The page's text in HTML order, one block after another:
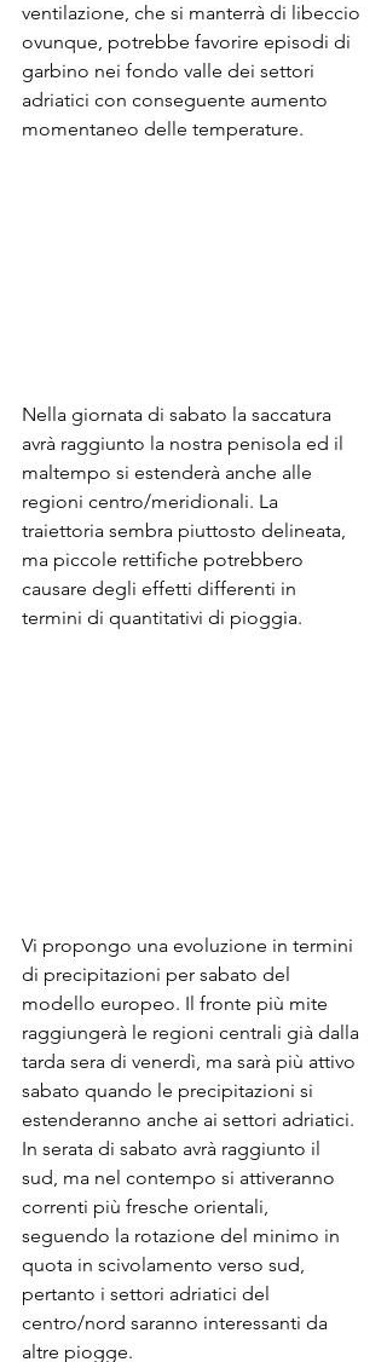
ventilazione, che si manterrà di libeccio
ovunque, potrebbe favorire episodi di
garbino nei fondo valle dei settori
adriatici con conseguente aumento
momentaneo delle temperature.
Nella giornata di sabato la saccatura
avrà raggiunto la nostra penisola ed il
maltempo si estenderà anche alle
regioni centro/meridionali. La
traiettoria sembra piuttosto delineata,
ma piccole rettifiche potrebbero
causare degli effetti differenti in
termini di quantitativi di pioggia.
Vi propongo una evoluzione in termini
di precipitazioni per sabato del
modello europeo. Il fronte più mite
raggiungerà le regioni centrali già dalla
tarda sera di venerdì, ma sarà più attivo
sabato quando le precipitazioni si
estenderanno anche ai settori adriatici.
In serata di sabato avrà raggiunto il
sud, ma nel contempo si attiveranno
correnti più fresche orientali,
seguendo la rotazione del minimo in
quota in scivolamento verso sud,
pertanto i settori adriatici del
centro/nord saranno interessanti da
altre piogge.